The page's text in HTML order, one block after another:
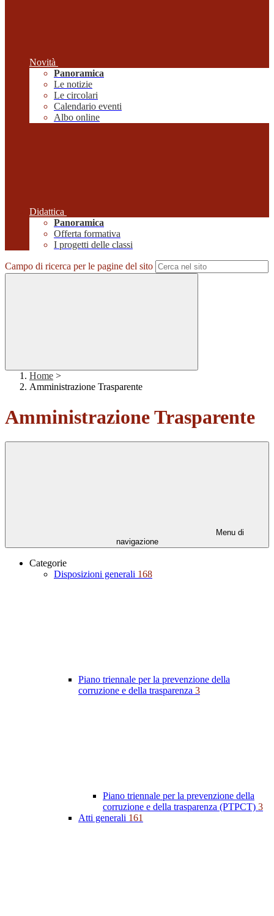
Novità
Panoramica
Le notizie
Le circolari
Calendario eventi
Albo online
Didattica
Panoramica
Offerta formativa
I progetti delle classi
Campo di ricerca per le pagine del sito
Home >
Amministrazione Trasparente
Amministrazione Trasparente
Menu di
navigazione
Categorie
Disposizioni generali 168
Piano triennale per la prevenzione della
corruzione e della trasparenza 3
Piano triennale per la prevenzione della
corruzione e della trasparenza (PTPCT) 3
Atti generali 161